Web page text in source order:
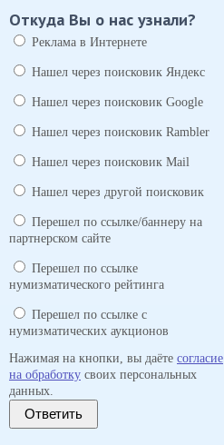
Откуда Вы о нас узнали?
Реклама в Интернете
Нашел через поисковик Яндекс
Нашел через поисковик Google
Нашел через поисковик Rambler
Нашел через поисковик Mail
Нашел через другой поисковик
Перешел по ссылке/баннеру на
партнерском сайте
Перешел по ссылке
нумизматического рейтинга
Перешел по ссылке с
нумизматических аукционов
Нажимая на кнопки, вы даёте согласие
на обработку своих персональных
данных.
Ответить